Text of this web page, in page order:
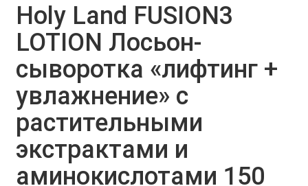
Holy Land FUSION3
LOTION Лосьон-
сыворотка «лифтинг +
увлажнение» с
растительными
экстрактами и
аминокислотами 150